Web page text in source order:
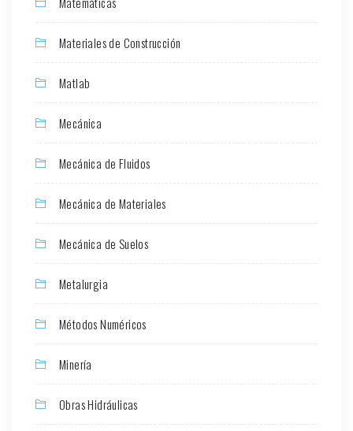
Materiales de Construcción
Matlab
Mecánica
Mecánica de Fluidos
Mecánica de Materiales
Mecánica de Suelos
Metalurgia
Métodos Numéricos
Minería
Obras Hidráulicas